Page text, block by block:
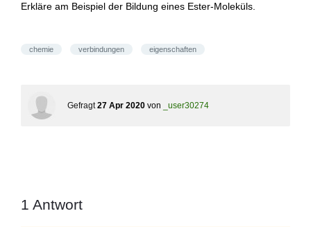
Erkläre am Beispiel der Bildung eines Ester-Moleküls.
chemie verbindungen eigenschaften
Gefragt 27 Apr 2020 von _user30274
1 Antwort